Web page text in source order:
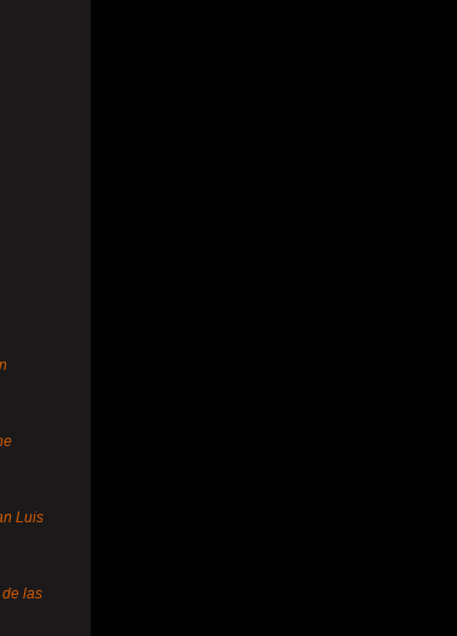
Luis
las